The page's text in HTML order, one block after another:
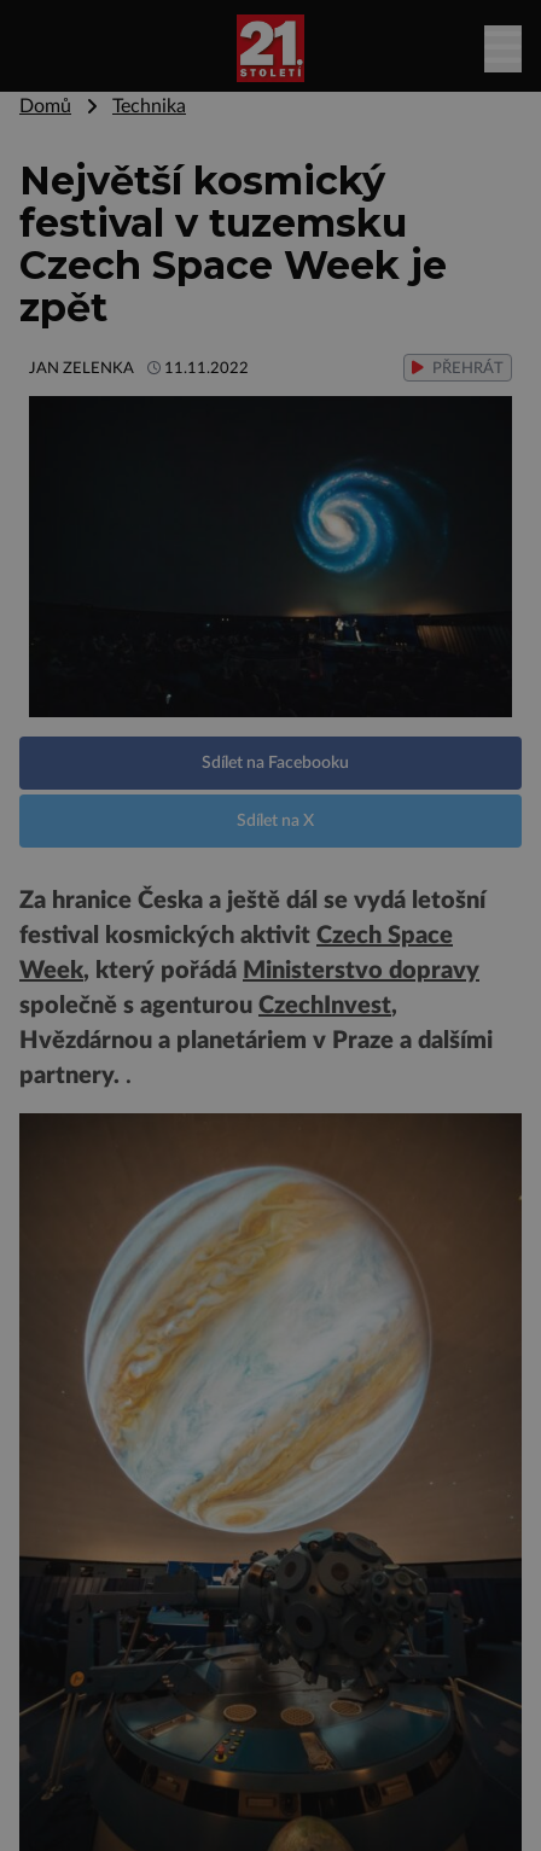
Domů Technika
Největší kosmický
festival v tuzemsku
Czech Space Week je
zpět
JAN ZELENKA 11.11.2022 PŘEHRÁT
Sdílet na Facebooku
Sdílet na X
Za hranice Česka a ještě dál se vydá letošní
festival kosmických aktivit Czech Space
Week, který pořádá Ministerstvo dopravy
společně s agenturou CzechInvest,
Hvězdárnou a planetáriem v Praze a dalšími
partnery. .